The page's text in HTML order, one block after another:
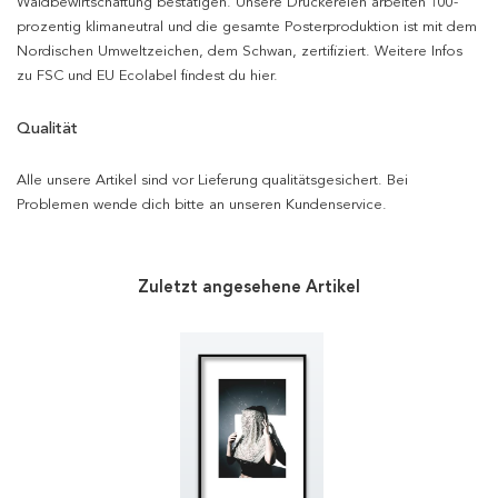
prozentig klimaneutral und die gesamte Posterproduktion ist mit dem
Nordischen Umweltzeichen, dem Schwan, zertifiziert. Weitere Infos
zu FSC und EU Ecolabel findest du hier.
Qualität
Alle unsere Artikel sind vor Lieferung qualitätsgesichert. Bei
Problemen wende dich bitte an unseren Kundenservice.
Zuletzt angesehene Artikel